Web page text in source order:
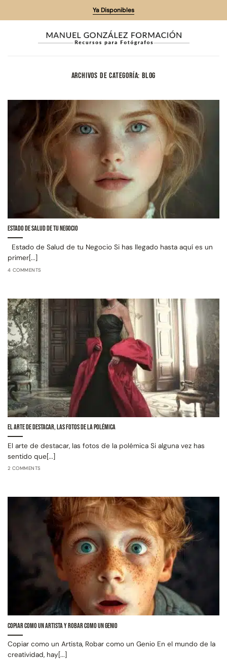
al
Ya Disponibles
ARCHIVOS DE CATEGORÍA:BLOG
Estado de Salud de tu Negocio
Estado de Salud de tu Negocio Si has llegado hasta aquí es un
primer[...]
4 COMMENTS
El arte de destacar, las fotos de la polémica
El arte de destacar, las fotos de la polémica Si alguna vez has
sentido que[...]
2 COMMENTS
Copiar como un Artista y Robar como un Genio
Copiar como un Artista, Robar como un Genio En el mundo de la
creatividad, hay[...]